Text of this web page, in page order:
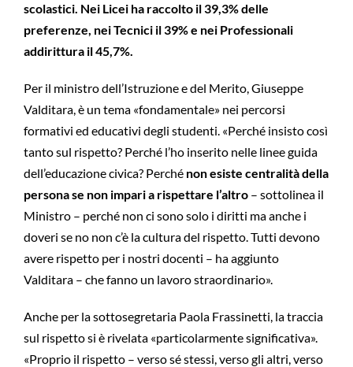
scolastici. Nei Licei ha raccolto il 39,3% delle
preferenze, nei Tecnici il 39% e nei Professionali
addirittura il 45,7%.
Per il ministro dell’Istruzione e del Merito, Giuseppe
Valditara, è un tema «fondamentale» nei percorsi
formativi ed educativi degli studenti. «Perché insisto così
tanto sul rispetto? Perché l’ho inserito nelle linee guida
dell’educazione civica? Perchénon esiste centralità della
persona se non impari a rispettare l’altro– sottolinea il
Ministro – perché non ci sono solo i diritti ma anche i
doveri se no non c’è la cultura del rispetto. Tutti devono
avere rispetto per i nostri docenti – ha aggiunto
Valditara – che fanno un lavoro straordinario».
Anche per la sottosegretaria Paola Frassinetti, la traccia
sul rispetto si è rivelata «particolarmente significativa».
«Proprio il rispetto – verso sé stessi, verso gli altri, verso